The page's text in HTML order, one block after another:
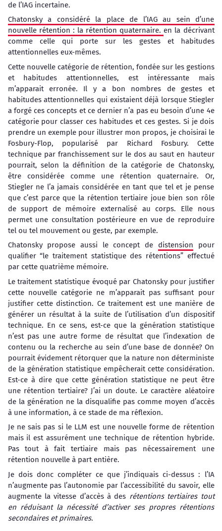
de l’IAG incertaine.
Chatonsky a considéré la place de l’IAG au sein d’une
nouvelle rétention : la rétention quaternaire. en la décrivant
comme celle qui porte sur les gestes et habitudes
attentionnelles eux-mêmes.
Cette nouvelle catégorie de rétention, fondée sur les gestions
et habitudes attentionnelles, est intéressante mais
m’apparait erronée. Il y a bon nombres de gestes et
habitudes attentionnelles qui existaient déjà lorsque Stiegler
a forgé ces concepts et ce dernier n’a pas eu besoin d’une 4e
catégorie pour classer ces habitudes et ces gestes. Si je dois
prendre un exemple pour illustrer mon propos, je choisirai le
Fosbury-Flop, popularisé par Richard Fosbury. Cette
technique par franchissement sur le dos au saut en hauteur
pourrait, selon la définition de la catégorie de Chatonsky,
être considérée comme une rétention quaternaire. Or,
Stiegler ne l’a jamais considérée en tant que tel et je pense
que c’est parce que la rétention tertiaire joue bien son rôle
de support de mémoire externalisé au corps. Elle nous
permet une consultation postérieure en vue de reproduire
tel ou tel mouvement ou geste, par exemple.
Chatonsky propose aussi le concept de distension pour
qualifier “le traitement statistique des rétentions” effectué
par cette quatrième mémoire.
Le traitement statistique évoqué par Chatonsky pour justifier
cette nouvelle catégorie ne m’apparait pas suffisant pour
justifier cette distinction. Ce traitement est une manière de
générer un résultat à la suite de l’utilisation d’un dispositif
technique. En ce sens, est-ce que la génération statistique
n’est pas une autre forme de résultat que l’indexation de
contenu ou la recherche au sein d’une base de donnée? On
pourrait évidement rétorquer que la nature non déterministe
de la génération statistique empêcherait cette considération.
Est-ce à dire que cette génération statistique ne peut être
une rétention tertiaire? J’ai un doute. Le caractère aléatoire
de la génération ne la disqualifie pas comme moyen d’accès
à une information, à ce stade de ma réflexion.
Je ne sais pas si le LLM est une nouvelle forme de rétention
mais il est assurément une technique de rétention hybride.
Pas tout à fait tertiaire mais pas nécessairement une
rétention nouvelle à part entière.
Je dois donc compléter ce que j’indiquais ci-dessus : l’IA
n’augmente pas l’autonomie par l’accessibilité du savoir, elle
augmente la vitesse d’accès à des rétentions tertiaires tout
en réduisant la nécessité d’activer ses propres rétentions
secondaires et primaires.